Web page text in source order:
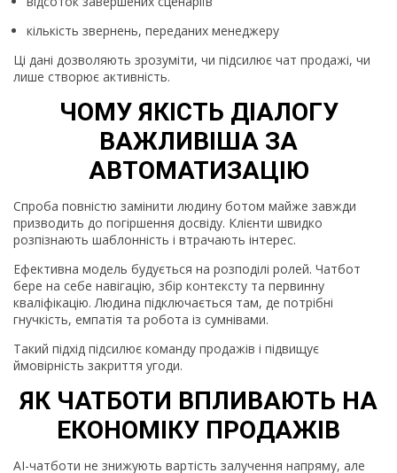
кількість звернень, переданих менеджеру
Ці дані дозволяють зрозуміти, чи підсилює чат продажі, чи
лише створює активність.
ЧОМУ ЯКІСТЬ ДІАЛОГУ
ВАЖЛИВІША ЗА
АВТОМАТИЗАЦІЮ
Спроба повністю замінити людину ботом майже завжди
призводить до погіршення досвіду. Клієнти швидко
розпізнають шаблонність і втрачають інтерес.
Ефективна модель будується на розподілі ролей. Чатбот
бере на себе навігацію, збір контексту та первинну
кваліфікацію. Людина підключається там, де потрібні
гнучкість, емпатія та робота із сумнівами.
Такий підхід підсилює команду продажів і підвищує
ймовірність закриття угоди.
ЯК ЧАТБОТИ ВПЛИВАЮТЬ НА
ЕКОНОМІКУ ПРОДАЖІВ
AI-чатботи не знижують вартість залучення напряму, але